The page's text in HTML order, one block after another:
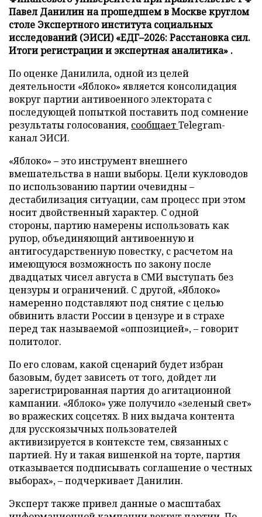
Павел Данилин на прошедшем в Москве круглом
столе Экспертного института социальных
исследований (ЭИСИ) «ЕДГ–2026: Расстановка сил.
Итоги регистрации и экспертная аналитика» .
По оценке Данилила, одной из целей
деятельности «Яблоко» является консолидация
вокруг партии антивоенного электората с
последующей попыткой поставить под сомнение
результаты голосования, сообщаетTelegram-
канал ЭИСИ.
«Яблоко» – это инструмент внешнего
вмешательства в наши выборы. Цели кукловодов
по использованию партии очевидны –
дестабилизация ситуации, сам процесс при этом
носит двойственный характер. С одной
стороны, партию намерены использовать как
рупор, объединяющий антивоенную и
антигосударственную повестку, с расчетом на
имеющуюся возможность по закону после
двадцатых чисел августа в СМИ выступать без
цензуры и ограничений. С другой, «Яблоко»
намеренно подставляют под снятие с целью
обвинить власти России в цензуре и в страхе
перед так называемой «оппозицией», – говорит
политолог.
По его словам, какой сценарий будет избран
базовым, будет зависеть от того, дойдет ли
зарегистрированная партия до агитационной
кампании. «Яблоко» уже получило «зеленый свет»
во вражеских соцсетях. В них выдача контента
для русскоязычных пользователей
активизируется в контексте тем, связанных с
партией. Ну и такая вишенкой на торте, партия
отказывается подписывать соглашение о честных
выборах», – подчеркивает Данилин.
Эксперт также привел данные о масштабах